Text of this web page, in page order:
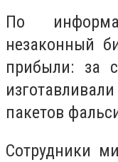
По
незаконный
прибыли: за
пакетов
Сотрудники